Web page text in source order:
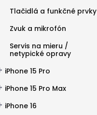
Tlačidlá a funkčné prvky
Zvuk a mikrofón
Servis na mieru /
netypické opravy
iPhone 15 Pro
iPhone 15 Pro Max
iPhone 16